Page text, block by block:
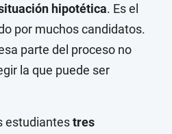
hipotética. Es el
por muchos candidatos.
parte del proceso no
la que puede ser
estudiantestres